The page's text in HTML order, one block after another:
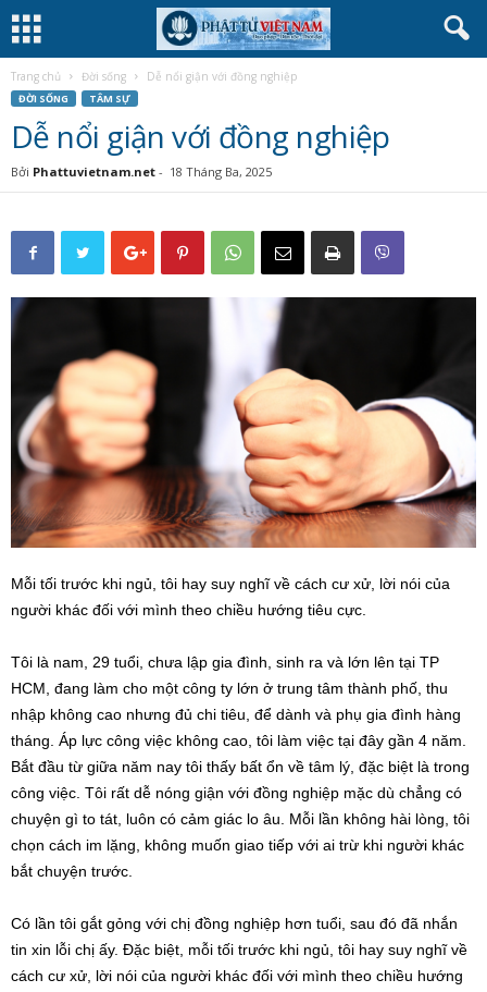
Trang chủ Đời sống Dễ nổi giận với đồng nghiệp
ĐỜI SỐNG TÂM SỰ
Dễ nổi giận với đồng nghiệp
Bởi Phattuvietnam.net - 18 Tháng Ba, 2025
Mỗi tối trước khi ngủ, tôi hay suy nghĩ về cách cư xử, lời nói của
người khác đối với mình theo chiều hướng tiêu cực.
Tôi là nam, 29 tuổi, chưa lập gia đình, sinh ra và lớn lên tại TP
HCM, đang làm cho một công ty lớn ở trung tâm thành phố, thu
nhập không cao nhưng đủ chi tiêu, để dành và phụ gia đình hàng
tháng. Áp lực công việc không cao, tôi làm việc tại đây gần 4 năm.
Bắt đầu từ giữa năm nay tôi thấy bất ổn về tâm lý, đặc biệt là trong
công việc. Tôi rất dễ nóng giận với đồng nghiệp mặc dù chẳng có
chuyện gì to tát, luôn có cảm giác lo âu. Mỗi lần không hài lòng, tôi
chọn cách im lặng, không muốn giao tiếp với ai trừ khi người khác
bắt chuyện trước.
Có lần tôi gắt gỏng với chị đồng nghiệp hơn tuổi, sau đó đã nhắn
tin xin lỗi chị ấy. Đặc biệt, mỗi tối trước khi ngủ, tôi hay suy nghĩ về
cách cư xử, lời nói của người khác đối với mình theo chiều hướng